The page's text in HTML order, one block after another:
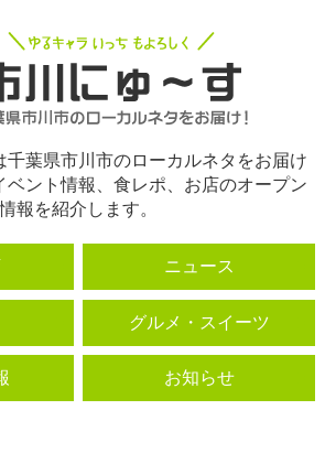
千葉県市川市のローカルネタをお届け
ベント情報、食レポ、お店のオープン
報を紹介します。
ニュース
グルメ・スイーツ
お知らせ